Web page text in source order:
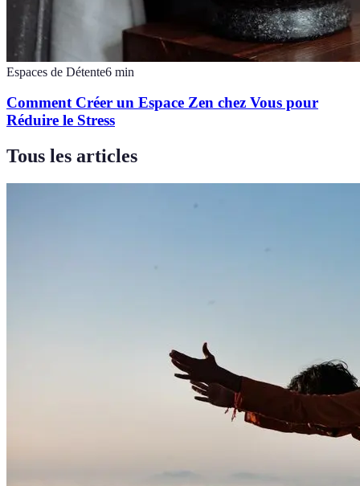
Espaces de Détente6 min
Comment Créer un Espace Zen chez Vous pour
Réduire le Stress
Tous les articles